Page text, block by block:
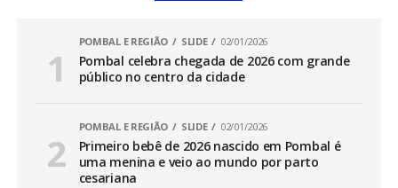
POMBAL E REGIÃO SLIDE 02/01/2026
Pombal celebra chegada de 2026 com grande
público no centro da cidade
POMBAL E REGIÃO SLIDE 02/01/2026
Primeiro bebê de 2026 nascido em Pombal é
uma menina e veio ao mundo por parto
cesariana